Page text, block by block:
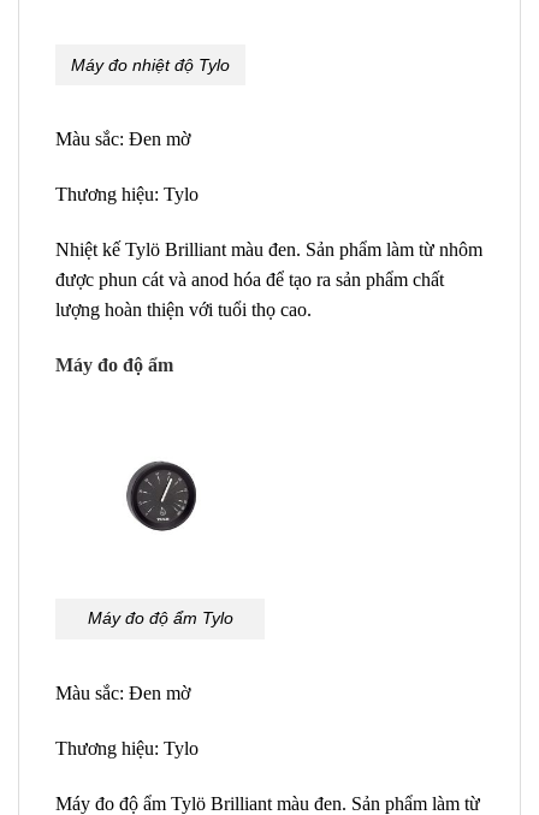
Máy đo nhiệt độ Tylo
Màu sắc: Đen mờ
Thương hiệu: Tylo
Nhiệt kế Tylö Brilliant màu đen. Sản phẩm làm từ nhôm
được phun cát và anod hóa để tạo ra sản phẩm chất
lượng hoàn thiện với tuổi thọ cao.
Máy đo độ ẩm
Máy đo độ ẩm Tylo
Màu sắc: Đen mờ
Thương hiệu: Tylo
Máy đo độ ẩm Tylö Brilliant màu đen. Sản phẩm làm từ